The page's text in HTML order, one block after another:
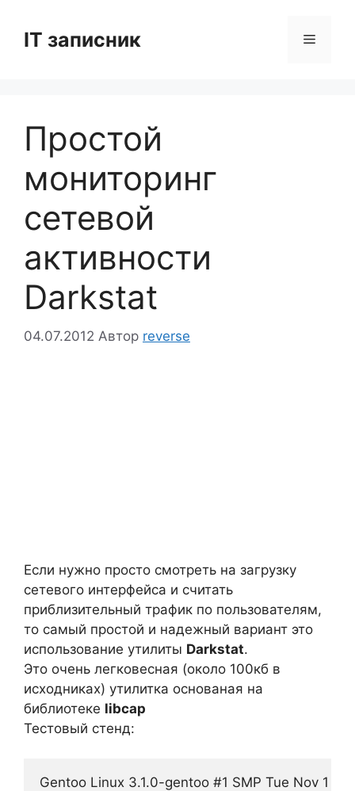
вмістуIT записник Меню
Простой
мониторинг
сетевой
активности
Darkstat
04.07.2012 Автор reverse
Если нужно просто смотреть на загрузку
сетевого интерфейса и считать
приблизительный трафик по пользователям,
то самый простой и надежный вариант это
использование утилиты Darkstat.
Это очень легковесная (около 100кб в
исходниках) утилитка основаная на
библиотеке libcap
Тестовый стенд:
Gentoo Linux 3.1.0-gentoo #1 SMP Tue Nov 1